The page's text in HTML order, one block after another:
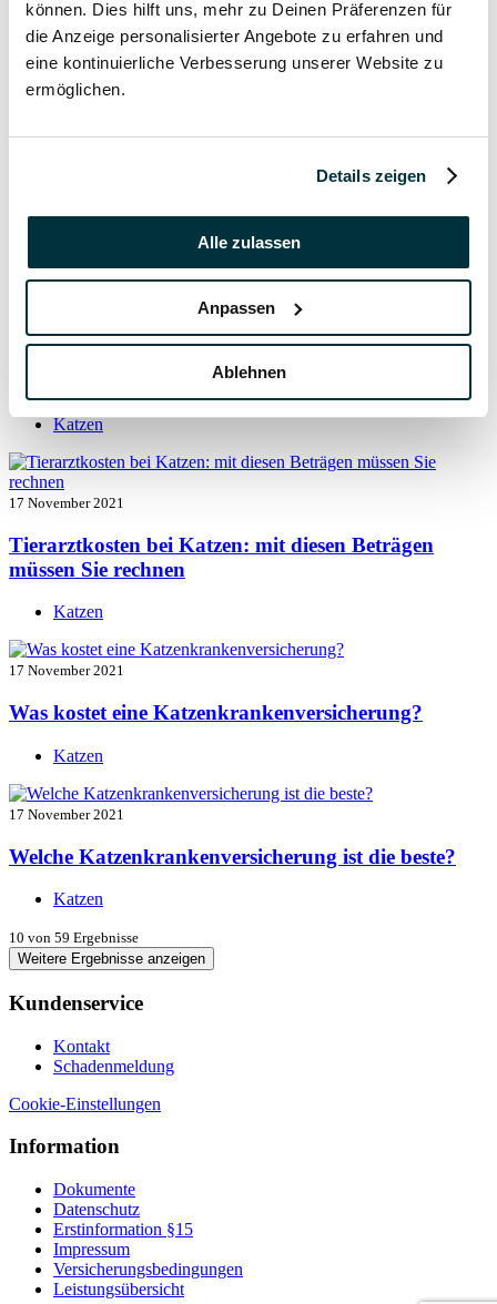
können. Dies hilft uns, mehr zu Deinen Präferenzen für
die Anzeige personalisierter Angebote zu erfahren und
eine kontinuierliche Verbesserung unserer Website zu
ermöglichen.
Details zeigen
Alle zulassen
Anpassen
Ablehnen
Katzenversicherung ohne Wartezeit
Katzen
Katzenversicherung mit Impfung
Katzen
17 November 2021
Katzenversicherung mit Kastration
Katzen
17 November 2021
Tierarztkosten bei Katzen: mit diesen Beträgen
müssen Sie rechnen
Katzen
17 November 2021
Was kostet eine Katzenkrankenversicherung?
Katzen
17 November 2021
Welche Katzenkrankenversicherung ist die beste?
Katzen
10 von 59 Ergebnisse
Weitere Ergebnisse anzeigen
Kundenservice
Kontakt
Schadenmeldung
Cookie-Einstellungen
Information
Dokumente
Datenschutz
Erstinformation §15
Impressum
Versicherungsbedingungen
Leistungsübersicht